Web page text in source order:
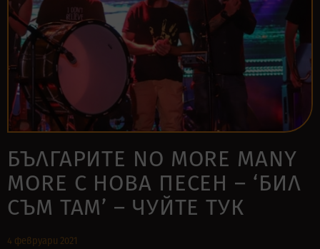
БЪЛГАРИТЕ NO MORE MANY
MORE С НОВА ПЕСЕН – ‘БИЛ
СЪМ ТАМ’ – ЧУЙТЕ ТУК
4 февруари 2021